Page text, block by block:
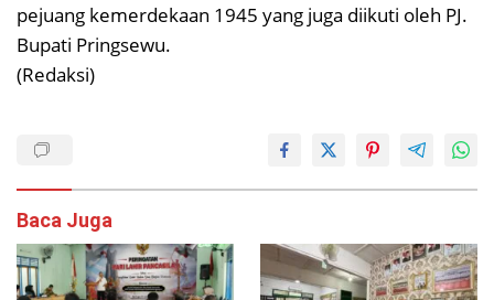
pejuang kemerdekaan 1945 yang juga diikuti oleh PJ.
Bupati Pringsewu.
(Redaksi)
Baca Juga